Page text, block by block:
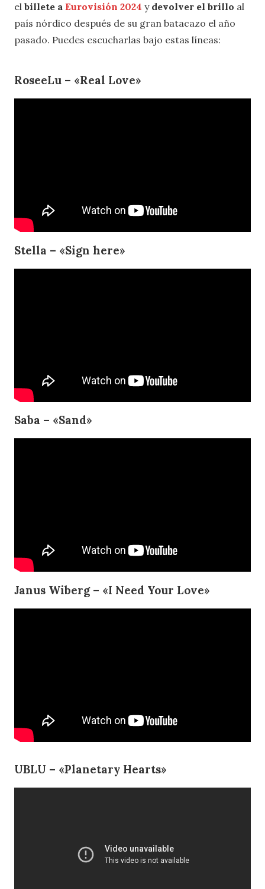
el billete a Eurovisión 2024 y devolver el brillo al
país nórdico después de su gran batacazo el año
pasado. Puedes escucharlas bajo estas líneas:
RoseeLu – «Real Love»
Stella – «Sign here»
Saba – «Sand»
Janus Wiberg – «I Need Your Love»
UBLU – «Planetary Hearts»